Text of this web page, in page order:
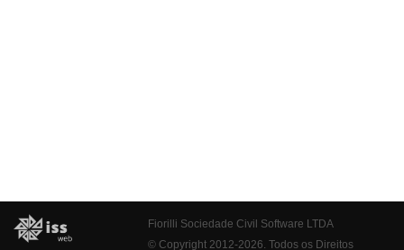
Fiorilli Sociedade Civil Software LTDA
© Copyright 2012-2026. Todos os Direitos